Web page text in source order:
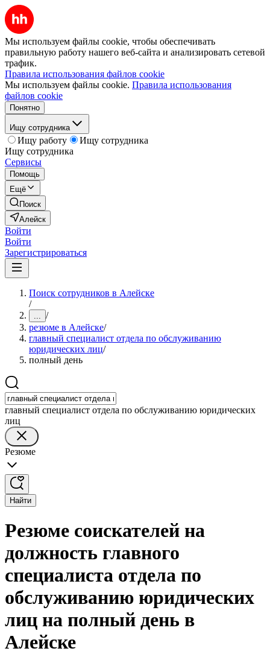
Мы используем файлы cookie, чтобы обеспечивать
правильную работу нашего веб-сайта и анализировать сетевой
трафик.
Правила использования файлов cookie
Мы используем файлы cookie. Правила использования
файлов cookie
Понятно
Ищу сотрудника
Ищу работу
Ищу сотрудника
Ищу сотрудника
Сервисы
Помощь
Ещё
Поиск
Алейск
Войти
Войти
Зарегистрироваться
Поиск сотрудников в Алейске
/
... /
резюме в Алейске/
главный специалист отдела по обслуживанию
юридических лиц/
полный день
главный специалист отдела по обслуживанию юридических
лиц
Резюме
Найти
Резюме соискателей на
должность главного
специалиста отдела по
обслуживанию юридических
лиц на полный день в
Алейске